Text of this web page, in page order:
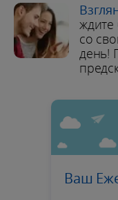
ждите
со
день!
Ваш